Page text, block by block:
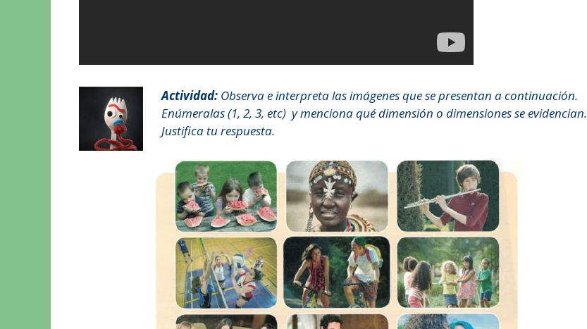
Actividad:Observa e interpreta las imágenes que se presentan a continuación.
Enúmeralas (1, 2, 3, etc) y menciona qué dimensión o dimensiones se evidencian.
Justifica tu respuesta.